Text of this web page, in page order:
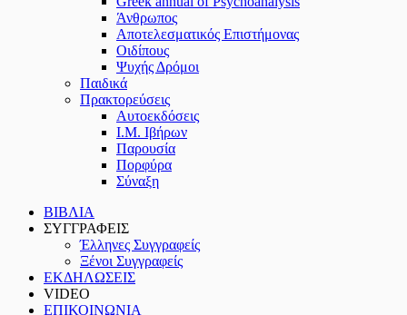
Άνθρωπος
Αποτελεσματικός Επιστήμονας
Οιδίπους
Ψυχής Δρόμοι
Παιδικά
Πρακτoρεύσεις
Αυτοεκδόσεις
Ι.Μ. Ιβήρων
Παρουσία
Πορφύρα
Σύναξη
ΒΙΒΛΙΑ
ΣΥΓΓΡΑΦΕΙΣ
Έλληνες Συγγραφείς
Ξένοι Συγγραφείς
ΕΚΔΗΛΩΣΕΙΣ
VIDEO
ΕΠΙΚΟΙΝΩΝΙΑ